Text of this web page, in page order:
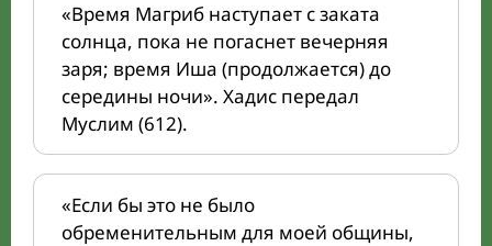
«Время Магриб наступает с заката
солнца, пока не погаснет вечерняя
заря; время Иша (продолжается) до
середины ночи». Хадис передал
Муслим (612).
«Если бы это не было
обременительным для моей общины,